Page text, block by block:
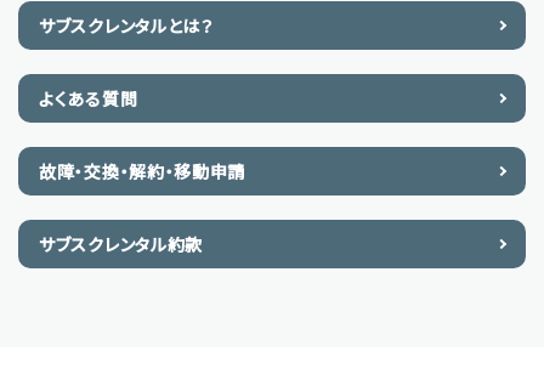
サブスクレンタルとは？
よくある質問
故障・交換・解約・移動申請
サブスクレンタル約款